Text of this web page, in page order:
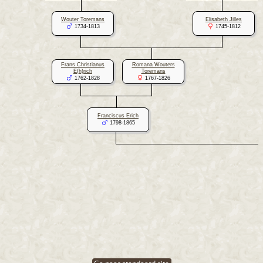
Wouter Toremans
1734-1813
Elisabeth Jilles
1745-1812
Frans Christianus
E(h)rich
1762-1828
Romana Wouters
Toremans
1767-1826
Franciscus Erich
1798-1865